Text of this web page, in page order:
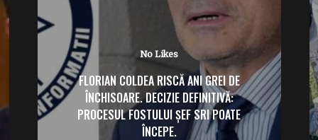
No Likes
FLORIAN COLDEA RISCĂ ANI GREI DE
ÎNCHISOARE. DECIZIE DEFINITIVĂ:
PROCESUL FOSTULUI ȘEF SRI POATE
ÎNCEPE.